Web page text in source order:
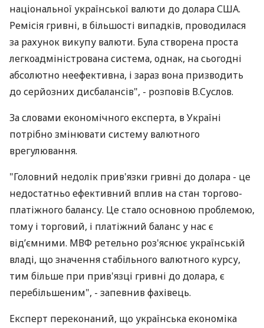
національної української валюти до долара США.
Ремісія гривні, в більшості випадків, проводилася
за рахунок викупу валюти. Була створена проста
легкоадміністрована система, однак, на сьогодні
абсолютно неефективна, і зараз вона призводить
до серйозних дисбалансів", - розповів В.Суслов.
За словами економічного експерта, в Україні
потрібно змінювати систему валютного
врегулювання.
"Головний недолік прив'язки гривні до долара - це
недостатньо ефективний вплив на стан торгово-
платіжного балансу. Це стало основною проблемою,
тому і торговий, і платіжний баланс у нас є
від’ємними. МВФ ретельно роз'яснює українській
владі, що значення стабільного валютного курсу,
тим більше при прив'язці гривні до долара, є
перебільшеним", - запевнив фахівець.
Експерт переконаний, що українська економіка